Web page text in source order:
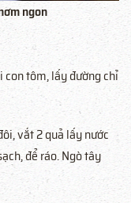
ngon
con tôm, lấy đường chỉ
vắt 2 quả lấy nước
để ráo. Ngò tây